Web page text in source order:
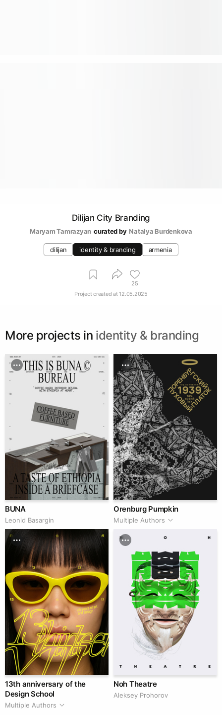
Dilijan City Branding
Maryam Tamrazyan curated by Natalya Burdenkova
dilijan identity & branding armenia
25
Project created at12.05.2025
More projects in identity & branding
BUNA
Leonid Basargin
Orenburg Pumpkin
Multiple Authors
13th anniversary of the
Design School
Multiple Authors
Noh Theatre
Aleksey Prohorov